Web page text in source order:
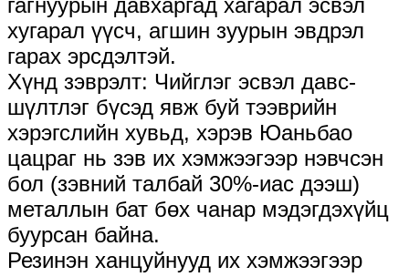
гагнуурын давхаргад хагарал эсвэл
хугарал үүсч, агшин зуурын эвдрэл
гарах эрсдэлтэй.
Хүнд зэврэлт: Чийглэг эсвэл давс-
шүлтлэг бүсэд явж буй тээврийн
хэрэгслийн хувьд, хэрэв Юаньбао
цацраг нь зэв их хэмжээгээр нэвчсэн
бол (зэвний талбай 30%-иас дээш)
металлын бат бөх чанар мэдэгдэхүйц
буурсан байна.
Резинэн ханцуйнууд их хэмжээгээр